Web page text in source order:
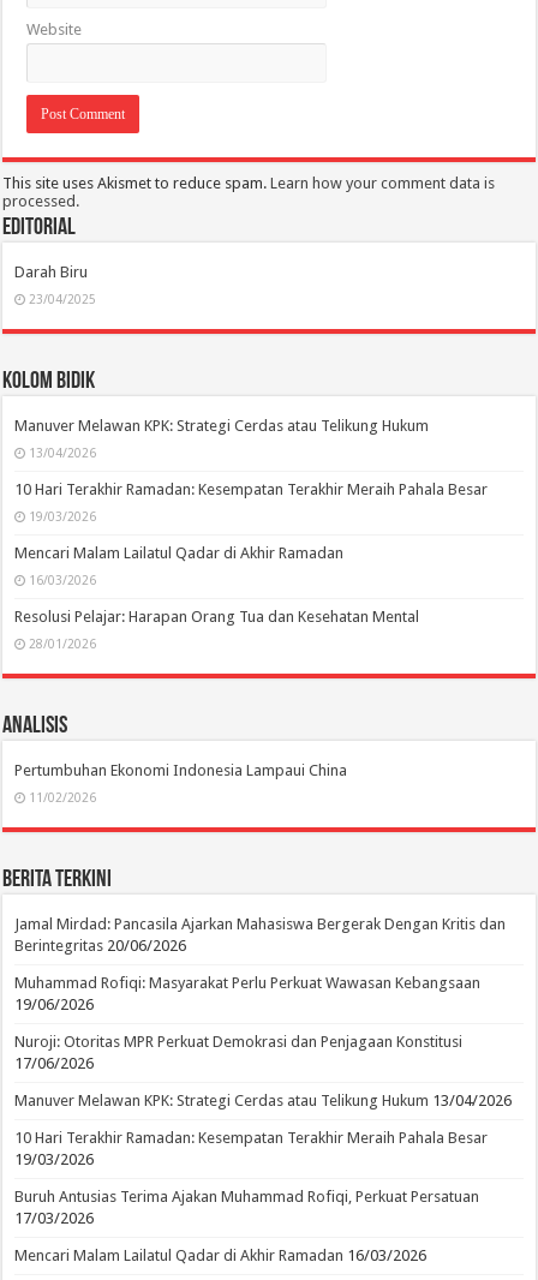
Website
This site uses Akismet to reduce spam.Learn how your comment data is
processed.
Editorial
Darah Biru
23/04/2025
Kolom Bidik
Manuver Melawan KPK: Strategi Cerdas atau Telikung Hukum
13/04/2026
10 Hari Terakhir Ramadan: Kesempatan Terakhir Meraih Pahala Besar
19/03/2026
Mencari Malam Lailatul Qadar di Akhir Ramadan
16/03/2026
Resolusi Pelajar: Harapan Orang Tua dan Kesehatan Mental
28/01/2026
Analisis
Pertumbuhan Ekonomi Indonesia Lampaui China
11/02/2026
Berita Terkini
Jamal Mirdad: Pancasila Ajarkan Mahasiswa Bergerak Dengan Kritis dan
Berintegritas 20/06/2026
Muhammad Rofiqi: Masyarakat Perlu Perkuat Wawasan Kebangsaan
19/06/2026
Nuroji: Otoritas MPR Perkuat Demokrasi dan Penjagaan Konstitusi
17/06/2026
Manuver Melawan KPK: Strategi Cerdas atau Telikung Hukum 13/04/2026
10 Hari Terakhir Ramadan: Kesempatan Terakhir Meraih Pahala Besar
19/03/2026
Buruh Antusias Terima Ajakan Muhammad Rofiqi, Perkuat Persatuan
17/03/2026
Mencari Malam Lailatul Qadar di Akhir Ramadan 16/03/2026